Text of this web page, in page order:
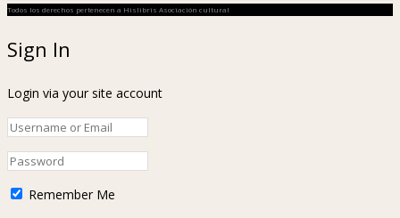
Todos los derechos pertenecen a Hislibris Asociación cultural
Sign In
Login via your site account
Remember Me